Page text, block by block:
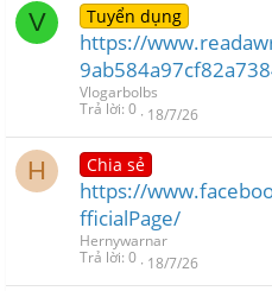
V Tuyển dụng
https://
Vlogarbolbs
Trả lời 0 18/7/26
H Chia sẻ
https://
fficialPage/
Hernywarnar
Trả lời 0 18/7/26